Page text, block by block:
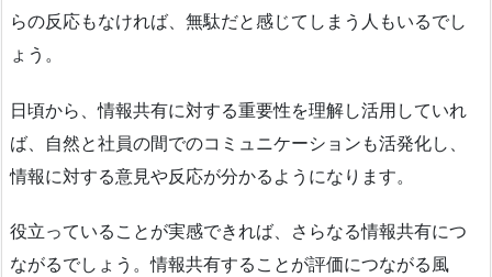
らの反応もなければ、無駄だと感じてしまう人もいるでし
ょう。
日頃から、情報共有に対する重要性を理解し活用していれ
ば、自然と社員の間でのコミュニケーションも活発化し、
情報に対する意見や反応が分かるようになります。
役立っていることが実感できれば、さらなる情報共有につ
ながるでしょう。情報共有することが評価につながる風